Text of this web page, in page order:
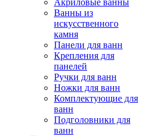
Акриловые ванны
Ванны из
искусственного
камня
Панели для ванн
Крепления для
панелей
Ручки для ванн
Ножки для ванн
Комплектующие для
ванн
Подголовники для
ванн